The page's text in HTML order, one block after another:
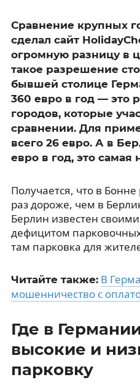
Сравнение крупных
сделал сайт
огромную разницу в
такое разрешение
бывшей столице
360 евро в год — это
городов, которые
сравнении. Для
всего 26 евро. А в
евро в год, это самая
Получается, что в
раз дороже, чем в
Берлин известен
дефицитом
там парковка для
Читайте также: В
мошенничество с
Где в
высокие и
парковку